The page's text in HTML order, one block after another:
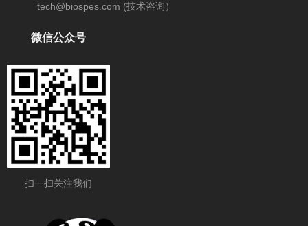
扫一扫关注我们
微信公众号
tech@biospes.com (技术咨询）